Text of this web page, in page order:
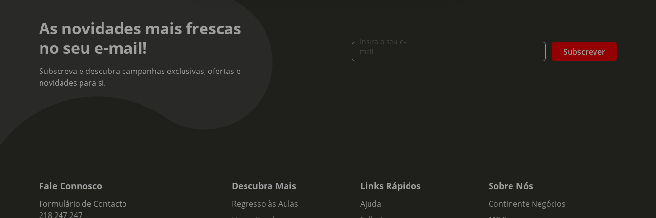
As novidades mais frescas
no seu e-mail!
Subscreva e descubra campanhas exclusivas, ofertas e
novidades para si.
Insira o seu e-
mail
Subscrever
Fale Connosco
Formulário de Contacto
218 247 247
Descubra Mais
Regresso às Aulas
Links Rápidos
Ajuda
Sobre Nós
Continente Negócios